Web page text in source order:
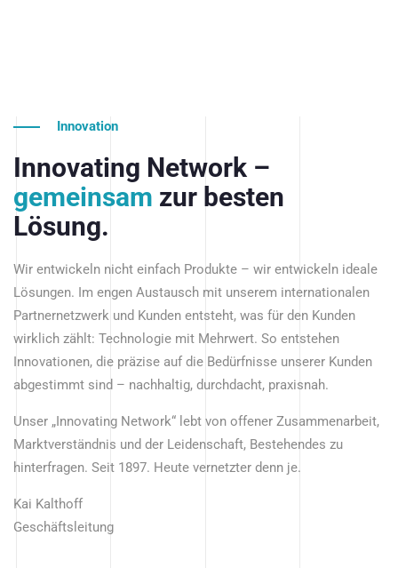
Innovation
Innovating Network –
gemeinsam zur besten
Lösung.
Wir entwickeln nicht einfach Produkte – wir entwickeln ideale
Lösungen. Im engen Austausch mit unserem internationalen
Partnernetzwerk und Kunden entsteht, was für den Kunden
wirklich zählt: Technologie mit Mehrwert. So entstehen
Innovationen, die präzise auf die Bedürfnisse unserer Kunden
abgestimmt sind – nachhaltig, durchdacht, praxisnah.
Unser „Innovating Network“ lebt von offener Zusammenarbeit,
Marktverständnis und der Leidenschaft, Bestehendes zu
hinterfragen. Seit 1897. Heute vernetzter denn je.
Kai Kalthoff
Geschäftsleitung